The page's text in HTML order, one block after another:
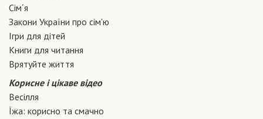
Сiм´я
Закони України про сiм'ю
Ігри для дітей
Книги для читання
Врятуйте життя
Корисне і цікаве відео
Весілля
Їжа: корисно та смачно